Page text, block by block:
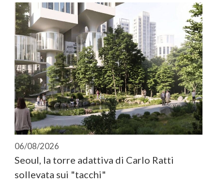
06/08/2026
Seoul, la torre adattiva di Carlo Ratti
sollevata sui "tacchi"